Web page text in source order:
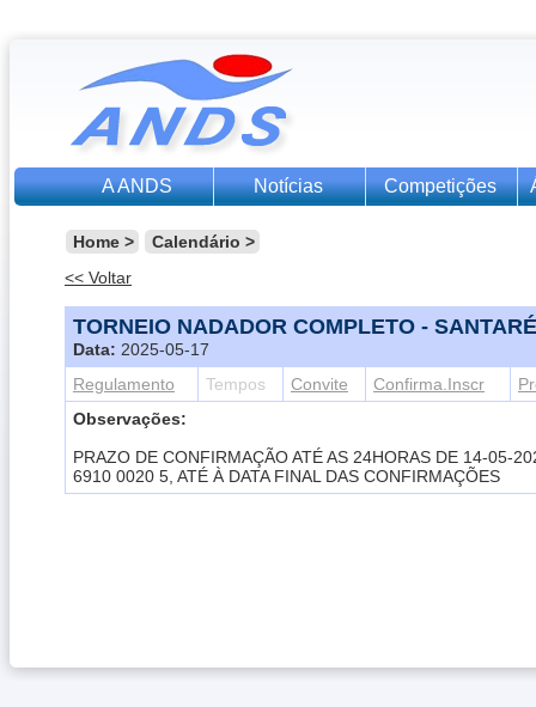
A ANDS Notícias Competições
Home > Calendário >
<< Voltar
TORNEIO NADADOR COMPLETO -
Data: 2025-05-17
Regulamento
Tempos Convite Confirma.Inscr
Observações:
PRAZO DE CONFIRMAÇÃO ATÉ AS 24HORAS DE 14-05-
6910 0020 5, ATÉ À DATA FINAL DAS CONFIRMAÇÕES